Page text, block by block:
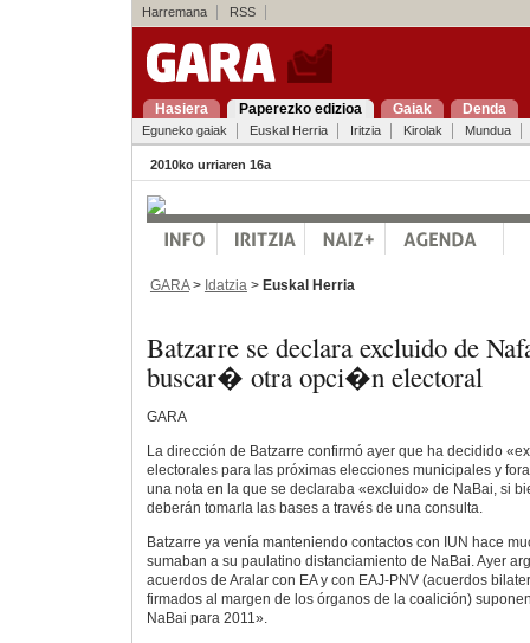
Harremana RSS
Hasiera Paperezko edizioa Gaiak Denda
Eguneko gaiak Euskal Herria Iritzia Kirolak Mundua
2010ko urriaren 16a
GARA> Idatzia > Euskal Herria
Batzarre se declara excluido de
buscar� otra opci�n electoral
GARA
La dirección de Batzarre confirmó ayer que ha decidido
electorales para las próximas elecciones municipales y
una nota en la que se declaraba «excluido» de NaBai, si
deberán tomarla las bases a través de una consulta.
Batzarre ya venía manteniendo contactos con IUN hace
sumaban a su paulatino distanciamiento de NaBai. Ayer
acuerdos de Aralar con EA y con EAJ-PNV (acuerdos
firmados al margen de los órganos de la coalición)
NaBai para 2011».